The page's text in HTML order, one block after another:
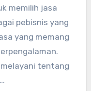
pebisnis yang
yang memang
tentang